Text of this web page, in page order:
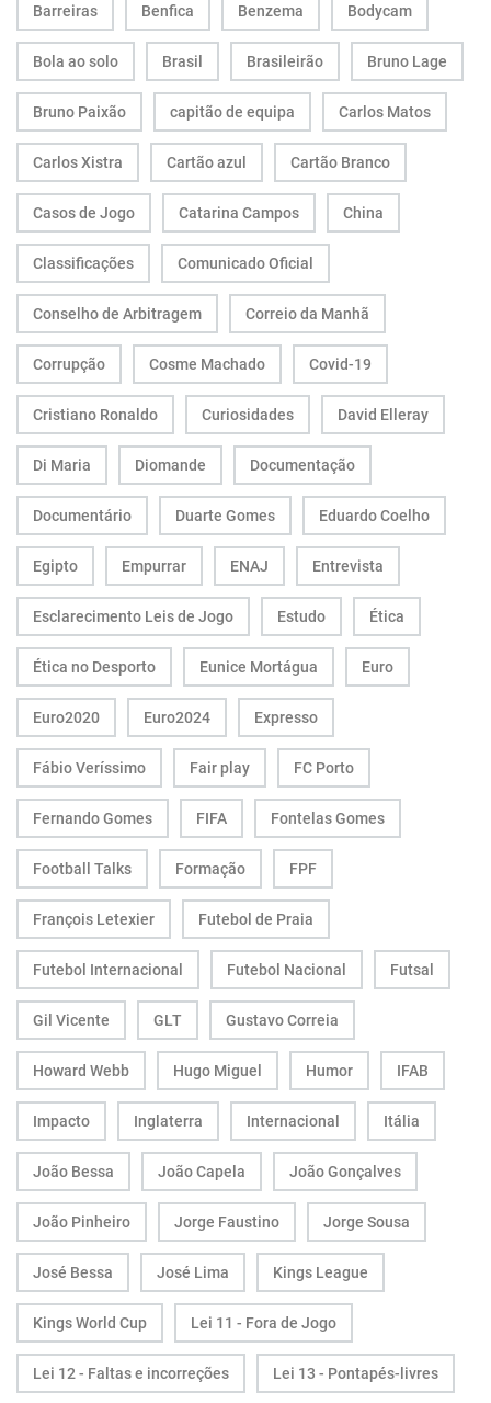
Barreiras Benfica Benzema Bodycam
Bola ao solo Brasil Brasileirão Bruno Lage
Bruno Paixão capitão de equipa Carlos Matos
Carlos Xistra Cartão azul Cartão Branco
Casos de Jogo Catarina Campos China
Classificações Comunicado Oficial
Conselho de Arbitragem Correio da Manhã
Corrupção Cosme Machado Covid-19
Cristiano Ronaldo Curiosidades David Elleray
Di Maria Diomande Documentação
Documentário Duarte Gomes Eduardo Coelho
Egipto Empurrar ENAJ Entrevista
Esclarecimento Leis de Jogo Estudo Ética
Ética no Desporto Eunice Mortágua Euro
Euro2020 Euro2024 Expresso
Fábio Veríssimo Fair play FC Porto
Fernando Gomes FIFA Fontelas Gomes
Football Talks Formação FPF
François Letexier Futebol de Praia
Futebol Internacional Futebol Nacional Futsal
Gil Vicente GLT Gustavo Correia
Howard Webb Hugo Miguel Humor IFAB
Impacto Inglaterra Internacional Itália
João Bessa João Capela João Gonçalves
João Pinheiro Jorge Faustino Jorge Sousa
José Bessa José Lima Kings League
Kings World Cup Lei 11 - Fora de Jogo
Lei 12 - Faltas e incorreções Lei 13 - Pontapés-livres